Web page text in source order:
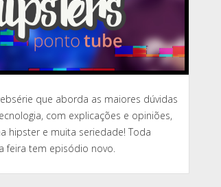
que aborda as maiores dúvidas
com explicações e opiniões,
hipster e muita seriedade! Toda
feira tem episódio novo.